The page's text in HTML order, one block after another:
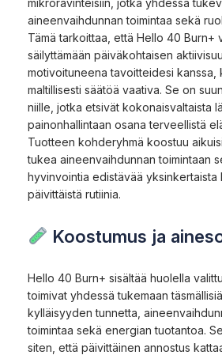
aineenvaihdunnan toimintaa sekä
Tämä tarkoittaa, että Hello 40 Burn+
säilyttämään päiväkohtaisen
motivoituneena tavoitteidesi kanssa,
maltillisesti säätöä vaativa. Se on
niille, jotka etsivät kokonaisvaltaista
painonhallintaan osana terveellistä
Tuotteen kohderyhmä koostuu
tukea aineenvaihdunnan toimintaan
hyvinvointia edistävää yksinkertaista
päivittäistä rutiinia.
Koostumus ja
Hello 40 Burn+ sisältää huolella
toimivat yhdessä tukemaan
kylläisyyden tunnetta,
toimintaa sekä energian tuotantoa.
siten, että päivittäinen annostus